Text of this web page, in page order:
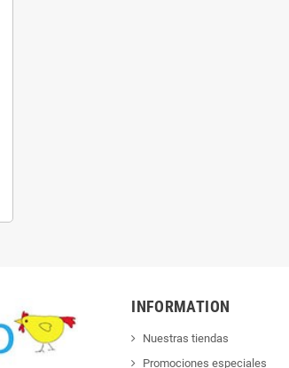
INFORMATION
Nuestras tiendas
Promociones especiales